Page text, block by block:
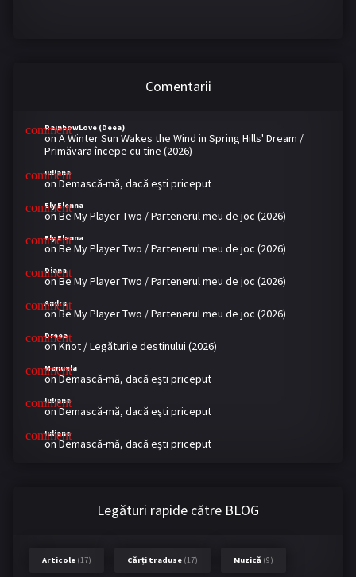
Comentarii
RainbowLove (Deea)
onA Winter Sun Wakes the Wind in Spring Hills' Dream /
Primăvara începe cu tine (2026)
Iuliana
onDemască-mă, dacă eşti priceput
Ely Elenna
onBe My Player Two / Partenerul meu de joc (2026)
Ely Elenna
onBe My Player Two / Partenerul meu de joc (2026)
Diana
onBe My Player Two / Partenerul meu de joc (2026)
Andra
onBe My Player Two / Partenerul meu de joc (2026)
Dreea
onKnot / Legăturile destinului (2026)
Manuela
onDemască-mă, dacă eşti priceput
Iuliana
onDemască-mă, dacă eşti priceput
Iuliana
onDemască-mă, dacă eşti priceput
Legături rapide către BLOG
Articole (17) Cărți traduse (17) Muzică (9)